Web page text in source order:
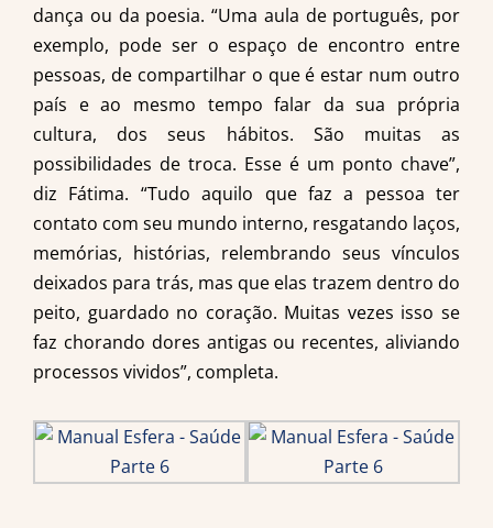
dança ou da poesia. “Uma aula de português, por
exemplo, pode ser o espaço de encontro entre
pessoas, de compartilhar o que é estar num outro
país e ao mesmo tempo falar da sua própria
cultura, dos seus hábitos. São muitas as
possibilidades de troca. Esse é um ponto chave”,
diz Fátima. “Tudo aquilo que faz a pessoa ter
contato com seu mundo interno, resgatando laços,
memórias, histórias, relembrando seus vínculos
deixados para trás, mas que elas trazem dentro do
peito, guardado no coração. Muitas vezes isso se
faz chorando dores antigas ou recentes, aliviando
processos vividos”, completa.